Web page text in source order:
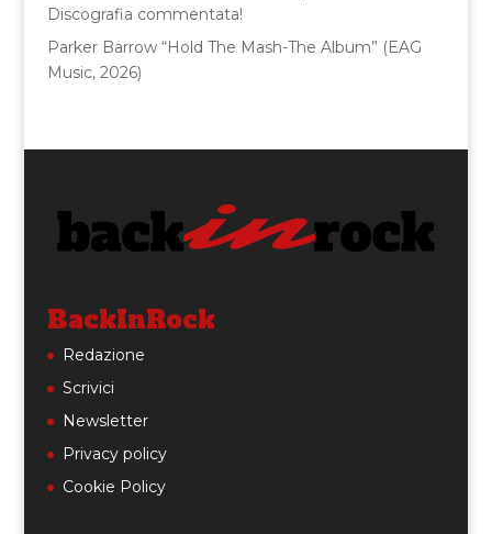
Discografia commentata!
Parker Barrow “Hold The Mash-The Album” (EAG
Music, 2026)
BackInRock
Redazione
Scrivici
Newsletter
Privacy policy
Cookie Policy